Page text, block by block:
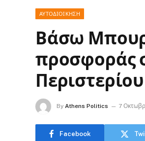
ΑΥΤΟΔΙΟΊΚΗΣΗ
Βάσω
προσφοράς
Περιστερίου
By Athens Politics 7
Facebook